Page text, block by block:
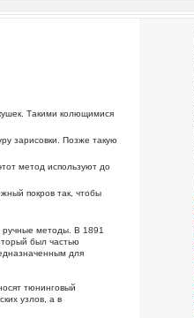
Такими колющимися
зарисовки. Позже такую
метод используют до
покров так, чтобы
ручные методы. В 1891
был частью
для
тюнинговый
узлов, а в